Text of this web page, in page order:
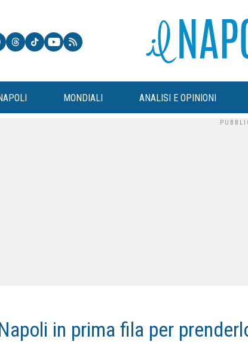
MONDIALI ANALISI E OPINIONI
in prima fila per